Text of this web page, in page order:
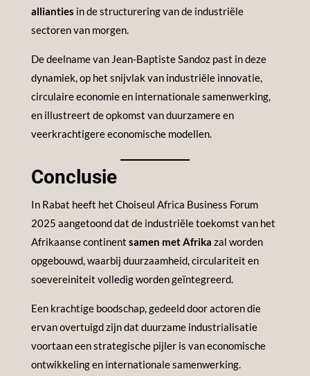
allianties in de structurering van de industriële
sectoren van morgen.
De deelname van Jean-Baptiste Sandoz past in deze
dynamiek, op het snijvlak van industriële innovatie,
circulaire economie en internationale samenwerking,
en illustreert de opkomst van duurzamere en
veerkrachtigere economische modellen.
Conclusie
In Rabat heeft het Choiseul Africa Business Forum
2025 aangetoond dat de industriële toekomst van het
Afrikaanse continent samen met Afrika zal worden
opgebouwd, waarbij duurzaamheid, circulariteit en
soevereiniteit volledig worden geïntegreerd.
Een krachtige boodschap, gedeeld door actoren die
ervan overtuigd zijn dat duurzame industrialisatie
voortaan een strategische pijler is van economische
ontwikkeling en internationale samenwerking.